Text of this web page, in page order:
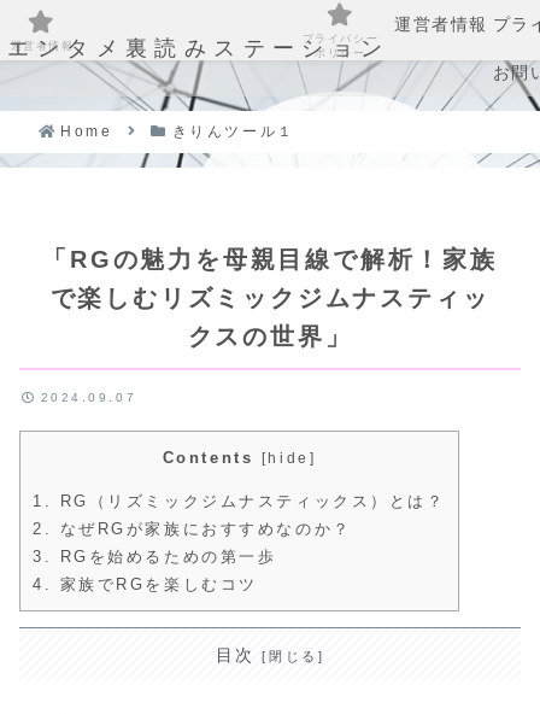
エンタメ裏読みステーション
運営者情報 プラ
お問
Home きりんツール１
「RGの魅力を母親目線で解析！家族
で楽しむリズミックジムナスティッ
クスの世界」
2024.09.07
Contents [hide ]
1.
RG（リズミックジムナスティックス）とは？
2.
なぜRGが家族におすすめなのか？
3.
RGを始めるための第一歩
4.
家族でRGを楽しむコツ
目次
運営者情報
プライバシー
ポリシー